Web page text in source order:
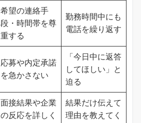
希望の連絡手
段・時間帯を尊
重する
勤務時間中にも
電話を繰り返す
応募や内定承諾
を急かさない
「今日中に返答
してほしい」と
迫る
面接結果や企業
の反応を詳しく
結果だけ伝えて
理由を教えてく